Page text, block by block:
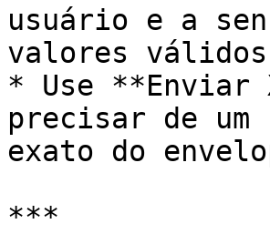
usuário e a
valores
* Use **Enviar
precisar de
exato do
***